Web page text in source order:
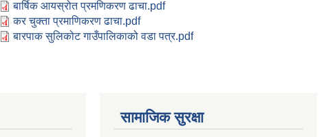
बार्षिक आयस्रोत प्रमणिकरण ढाचा.pdf
कर चुक्ता प्रमाणिकरण ढाचा.pdf
बारपाक सुलिकोट गाउँपालिकाको वडा पत्र.pdf
सामाजिक सुरक्षा